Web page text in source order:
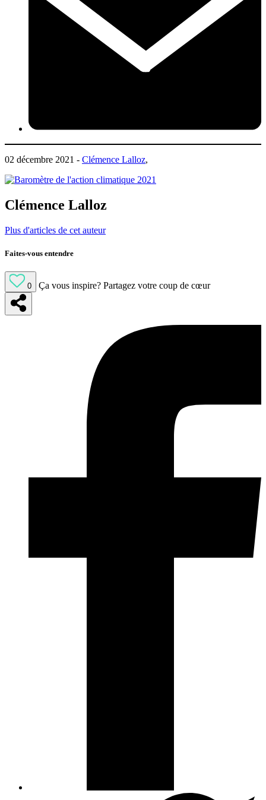
02 décembre 2021 - Clémence Lalloz,
Clémence Lalloz
Plus d'articles de cet auteur
Faites-vous entendre
0 Ça vous inspire? Partagez votre coup de cœur